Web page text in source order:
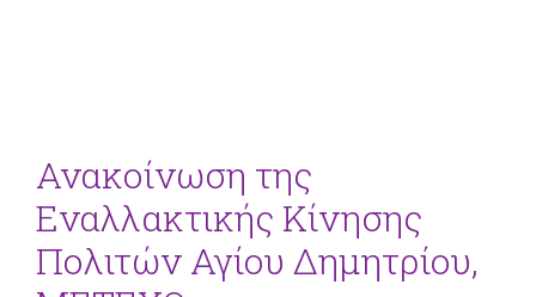
Ανακοίνωση της
Εναλλακτικής Κίνησης
Πολιτών Αγίου Δημητρίου,